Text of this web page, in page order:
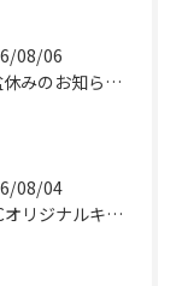
08/06
🍉お盆休みのお知らせ🍉
08/04
🎉 LACオリジナルキャップがついに到着しました！！🧢✨